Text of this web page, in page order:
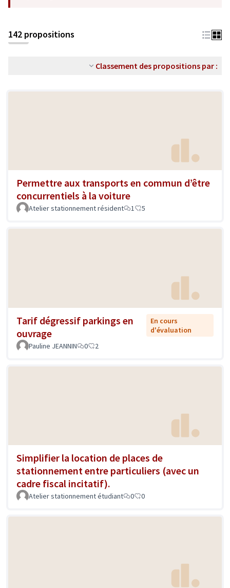
142 propositions
Classement des propositions par :
Permettre aux transports en commun d’être
concurrentiels à la voiture
Atelier stationnement résident 1 5
Tarif dégressif parkings en
ouvrage
En cours
d'évaluation
Pauline JEANNIN
0 2
Simplifier la location de places de
stationnement entre particuliers (avec un
cadre fiscal incitatif).
Atelier stationnement étudiant 0 0